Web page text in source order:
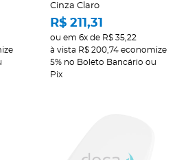
Cinza Claro
R$ 211,31
ou em 6xde R$ 35,22
à vista R$ 200,74economize
5% no Boleto Bancário ou
Pix